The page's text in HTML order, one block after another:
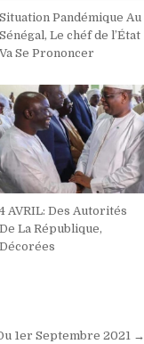
Situation Pandémique Au
Sénégal, Le chéf de l’État
Va Se Prononcer
4 AVRIL: Des Autorités
De La République,
Décorées
1er Septembre 2021 →